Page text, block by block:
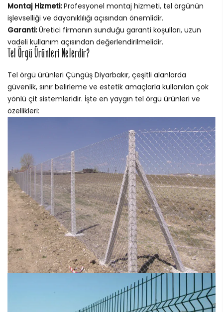
Montaj Hizmeti:Profesyonel montaj hizmeti, tel örgünün
işlevselliği ve dayanıklılığı açısından önemlidir.
Garanti:Üretici firmanın sunduğu garanti koşulları, uzun
vadeli kullanım açısından değerlendirilmelidir.
Tel Örgü Ürünleri Nelerdir?
Tel örgü ürünleri Çüngüş Diyarbakır, çeşitli alanlarda
güvenlik, sınır belirleme ve estetik amaçlarla kullanılan çok
yönlü çit sistemleridir. İşte en yaygın tel örgü ürünleri ve
özellikleri: